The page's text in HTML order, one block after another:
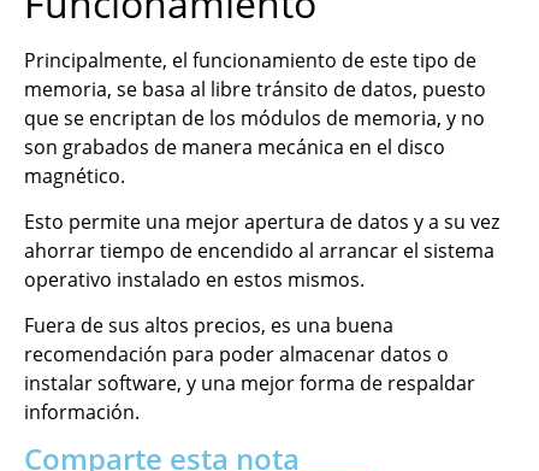
Principalmente, el funcionamiento de este tipo de
memoria, se basa al libre tránsito de datos, puesto
que se encriptan de los módulos de memoria, y no
son grabados de manera mecánica en el disco
magnético.
Esto permite una mejor apertura de datos y a su vez
ahorrar tiempo de encendido al arrancar el sistema
operativo instalado en estos mismos.
Fuera de sus altos precios, es una buena
recomendación para poder almacenar datos o
instalar software, y una mejor forma de respaldar
información.
Comparte esta nota